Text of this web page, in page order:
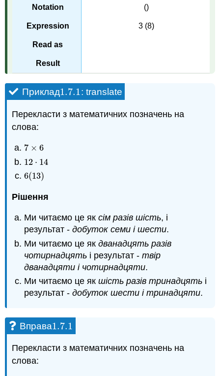
()
3 (8)
Приклад1.7.1
1.7.1: translate
Перекласти з математичних позначень на
слова:
7 × 6
7 ×6
12 ⋅ 14
12 · 14
6(13)
6(13)
Рішення
Ми читаємо це яксім разів шість, і
результат -добуток семи і шести.
Ми читаємо це якдванадцять разів
чотирнадцять і результат -твір
дванадцяти і чотирнадцяти.
Ми читаємо це якшість разів тринадцять і
результат -добуток шести і тринадцяти.
Вправа1.7.1
1.7.1
Перекласти з математичних позначень на
слова: